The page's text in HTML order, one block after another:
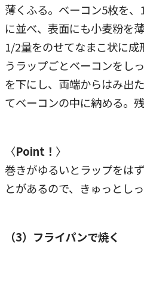
薄くふる。ベーコン5枚を
に並べ、表面にも小麦粉を
1/2量をのせてなまこ状に
うラップごとベーコンをし
を下にし、両端からはみ出
てベーコンの中に納める。
〈Point！ 〉
巻きがゆるいとラップをは
とがあるので、きゅっとし
（3）フライパンで焼く